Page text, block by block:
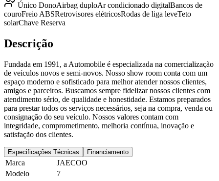
Único DonoAirbag duploAr condicionado digitalBancos de
couroFreio ABSRetrovisores elétricosRodas de liga leveTeto
solarChave Reserva
Descrição
Fundada em 1991, a Automobile é especializada na comercialização
de veículos novos e semi-novos. Nosso show room conta com um
espaço moderno e sofisticado para melhor atender nossos clientes,
amigos e parceiros. Buscamos sempre fidelizar nossos clientes com
atendimento sério, de qualidade e honestidade. Estamos preparados
para prestar todos os serviços necessários, seja na compra, venda ou
consignação do seu veículo. Nossos valores contam com
integridade, comprometimento, melhoria contínua, inovação e
satisfação dos clientes.
Especificações Técnicas Financiamento
Marca
JAECOO
Modelo
7